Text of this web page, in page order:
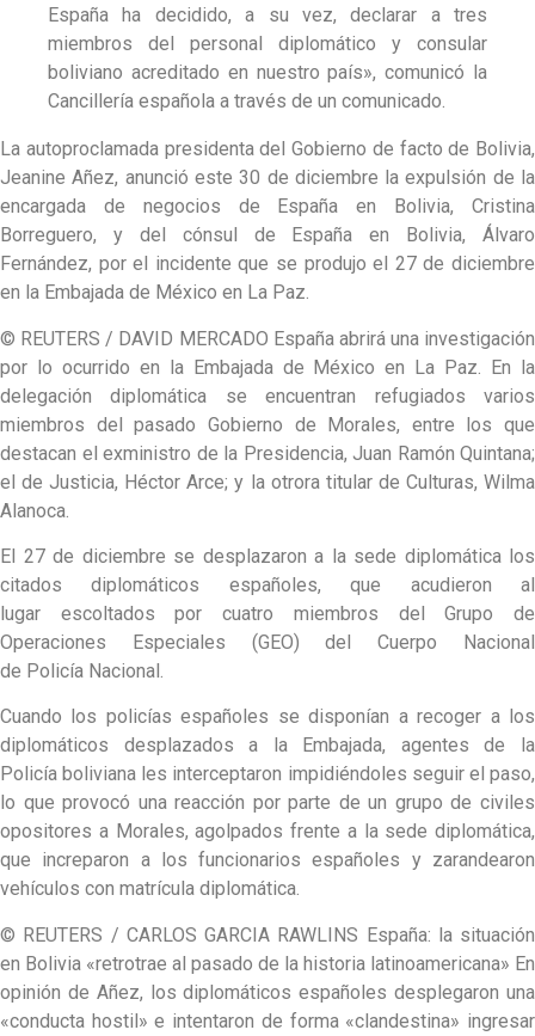
España ha decidido, a su vez, declarar a tres
miembros del personal diplomático y consular
boliviano acreditado en nuestro país», comunicó la
Cancillería española a través de un comunicado.
La autoproclamada presidenta del Gobierno de facto de Bolivia,
Jeanine Añez, anunció este 30 de diciembre la expulsión de la
encargada de negocios de España en Bolivia, Cristina
Borreguero, y del cónsul de España en Bolivia, Álvaro
Fernández, por el incidente que se produjo el 27 de diciembre
en la Embajada de México en La Paz.
© REUTERS / DAVID MERCADO España abrirá una investigación
por lo ocurrido en la Embajada de México en La Paz. En la
delegación diplomática se encuentran refugiados varios
miembros del pasado Gobierno de Morales, entre los que
destacan el exministro de la Presidencia, Juan Ramón Quintana;
el de Justicia, Héctor Arce; y la otrora titular de Culturas, Wilma
Alanoca.
El 27 de diciembre se desplazaron a la sede diplomática los
citados diplomáticos españoles, que acudieron al
lugar escoltados por cuatro miembros del Grupo de
Operaciones Especiales (GEO) del Cuerpo Nacional
de Policía Nacional.
Cuando los policías españoles se disponían a recoger a los
diplomáticos desplazados a la Embajada, agentes de la
Policía boliviana les interceptaron impidiéndoles seguir el paso,
lo que provocó una reacción por parte de un grupo de civiles
opositores a Morales, agolpados frente a la sede diplomática,
que increparon a los funcionarios españoles y zarandearon
vehículos con matrícula diplomática.
© REUTERS / CARLOS GARCIA RAWLINS España: la situación
en Bolivia «retrotrae al pasado de la historia latinoamericana» En
opinión de Añez, los diplomáticos españoles desplegaron una
«conducta hostil» e intentaron de forma «clandestina» ingresar